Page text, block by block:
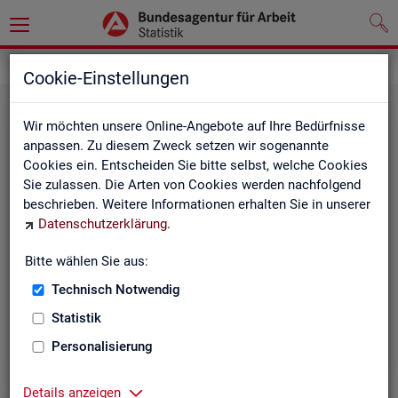
Cookie-Einstellungen
Wir möchten unsere Online-Angebote auf Ihre Bedürfnisse
anpassen. Zu diesem Zweck setzen wir sogenannte
Cookies ein. Entscheiden Sie bitte selbst, welche Cookies
Sie zulassen. Die Arten von Cookies werden nachfolgend
beschrieben. Weitere Informationen erhalten Sie in unserer
Datenschutzerklärung.
Bitte wählen Sie aus:
Technisch Notwendig
Statistik
Personalisierung
Details anzeigen
Hier stehen unsere Basisgrundlagen:
Kurzinformationen, Glossar, Kennzahlensteckbriefe,